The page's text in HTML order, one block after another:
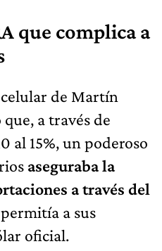
que complica a
de Martín
a través de
al 15%, un poderoso
aseguraba la
a través del
a sus
oficial.